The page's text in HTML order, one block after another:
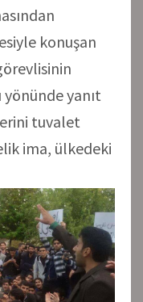
konuşan
yönünde yanıt
tuvalet
ima, ülkedeki